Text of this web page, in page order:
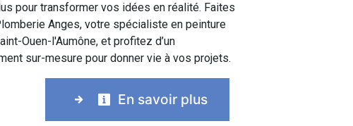
pour transformer vos idées en réalité. Faites
Anges, votre spécialiste en peinture
Ouen-l'Aumône, et profitez d’un
sur-mesure pour donner vie à vos projets.
En savoir plus